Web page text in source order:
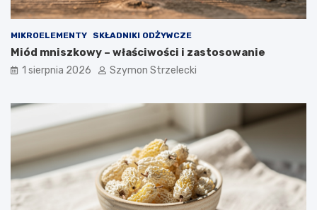
MIKROELEMENTY SKŁADNIKI ODŻYWCZE
Miód mniszkowy – właściwości i zastosowanie
1 sierpnia 2026 Szymon Strzelecki